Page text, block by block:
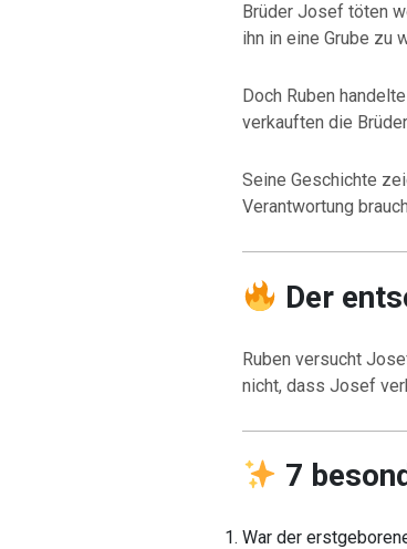
Brüder Josef töten
ihn in eine Grube zu
Doch Ruben
verkauften die
Seine Geschichte
Verantwortung
Der
Ruben versucht
nicht, dass Josef
7
War der